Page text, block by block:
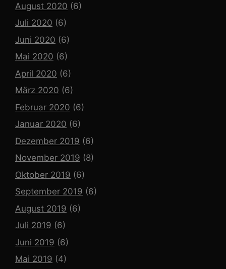
August 2020 (6)
Juli 2020 (6)
Juni 2020 (6)
Mai 2020 (6)
April 2020 (6)
März 2020 (6)
Februar 2020 (6)
Januar 2020 (6)
Dezember 2019 (6)
November 2019 (8)
Oktober 2019 (6)
September 2019 (6)
August 2019 (6)
Juli 2019 (6)
Juni 2019 (6)
Mai 2019 (4)